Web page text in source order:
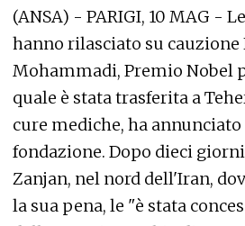
(ANSA) - PARIGI, 10 MAG -
hanno rilasciato su cauzione
Mohammadi, Premio Nobel
quale è stata trasferita a
cure mediche, ha
fondazione. Dopo dieci
Zanjan, nel nord dell'Iran,
la sua pena, le "è stata